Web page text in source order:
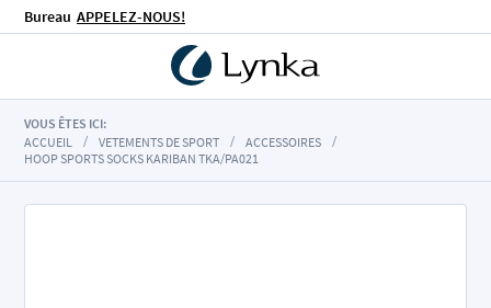
Bureau APPELEZ-NOUS!
VOUS ÊTES ICI:
ACCUEIL
VETEMENTS DE SPORT
ACCESSOIRES
HOOP SPORTS SOCKS KARIBAN TKA/PA021